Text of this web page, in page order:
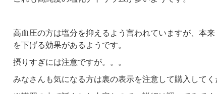
高血圧の方は塩分を抑えるよう言われていますが、本
を下げる効果があるようです。
摂りすぎには注意ですが。。。
みなさんも気になる方は裏の表示を注意して購入してく